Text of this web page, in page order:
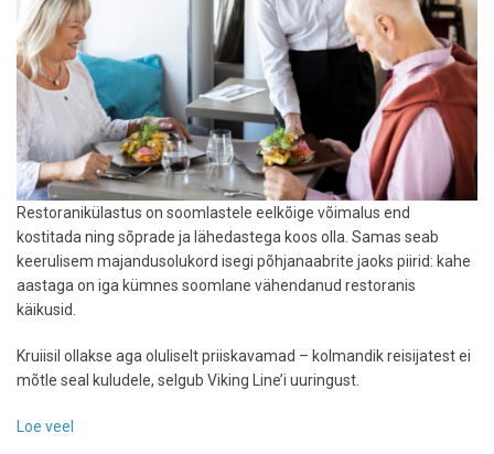
Horvaatia
ja
Island
Restoranikülastus on soomlastele eelkõige võimalus end
kostitada ning sõprade ja lähedastega koos olla. Samas seab
keerulisem majandusolukord isegi põhjanaabrite jaoks piirid: kahe
aastaga on iga kümnes soomlane vähendanud restoranis
käikusid.
Kruiisil ollakse aga oluliselt priiskavamad – kolmandik reisijatest ei
mõtle seal kuludele, selgub Viking Line’i uuringust.
Loe veel